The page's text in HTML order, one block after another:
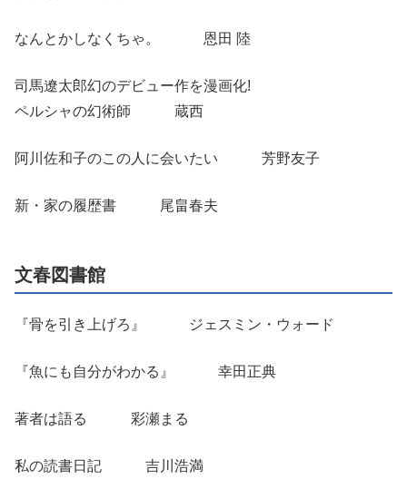
なんとかしなくちゃ。 恩田 陸
司馬遼太郎幻のデビュー作を漫画化!
ペルシャの幻術師 蔵西
阿川佐和子のこの人に会いたい 芳野友子
新・家の履歴書 尾畠春夫
文春図書館
『骨を引き上げろ』 ジェスミン・ウォード
『魚にも自分がわかる』 幸田正典
著者は語る 彩瀬まる
私の読書日記 吉川浩満